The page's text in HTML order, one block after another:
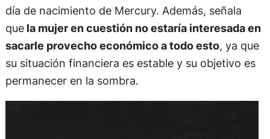
día de nacimiento de Mercury. Además, señala
quela mujer en cuestión no estaría interesada en
sacarle provecho económico a todo esto, ya que
su situación financiera es estable y su objetivo es
permanecer en la sombra.